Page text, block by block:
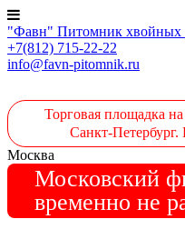
"Фавн" Питомник хвойных
+7(812) 715-22-22
info@favn-pitomnik.ru
Торговая площадка
Санкт-Петербург.
Москва
Московский
временно не